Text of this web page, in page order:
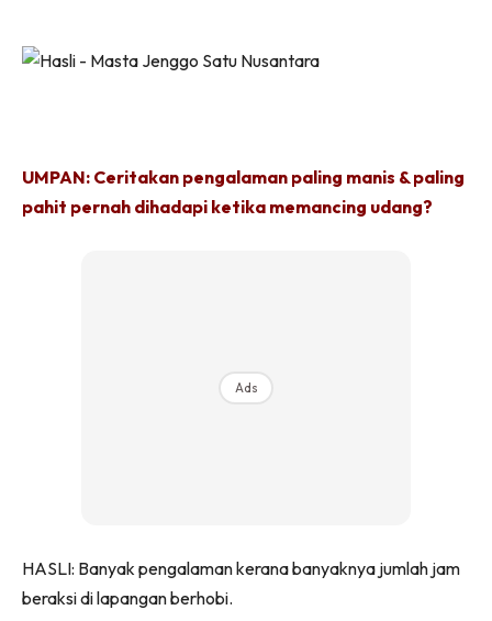
UMPAN: Ceritakan pengalaman paling manis & paling
pahit pernah dihadapi ketika memancing udang?
Ads
HASLI: Banyak pengalaman kerana banyaknya jumlah jam
beraksi di lapangan berhobi.